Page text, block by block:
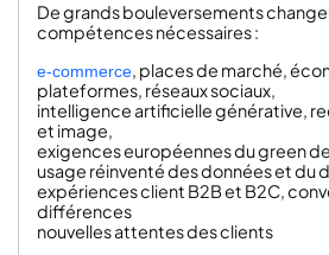
De grands bouleversements
compétences nécessaires :
e-commerce , places de marché,
plateformes, réseaux sociaux,
intelligence artificielle générative,
et image,
exigences européennes du green
usage réinventé des données et du
expériences client B2B et B2C,
différences
nouvelles attentes des clients